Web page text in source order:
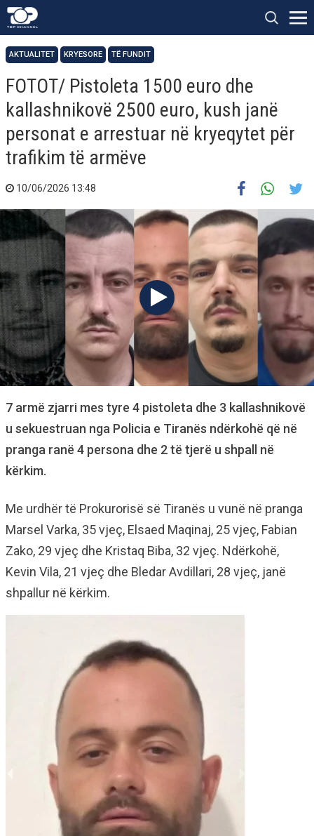
AKTUALITET KRYESORE TË FUNDIT
FOTOT/ Pistoleta 1500 euro dhe
kallashnikovë 2500 euro, kush janë
personat e arrestuar në kryeqytet për
trafikim të armëve
10/06/2026 13:48
7 armë zjarri mes tyre 4 pistoleta dhe 3 kallashnikovë
u sekuestruan nga Policia e Tiranës ndërkohë që në
pranga ranë 4 persona dhe 2 të tjerë u shpall në
kërkim.
Me urdhër të Prokurorisë së Tiranës u vunë në pranga
Marsel Varka, 35 vjeç, Elsaed Maqinaj, 25 vjeç, Fabian
Zako, 29 vjeç dhe Kristaq Biba, 32 vjeç. Ndërkohë,
Kevin Vila, 21 vjeç dhe Bledar Avdillari, 28 vjeç, janë
shpallur në kërkim.